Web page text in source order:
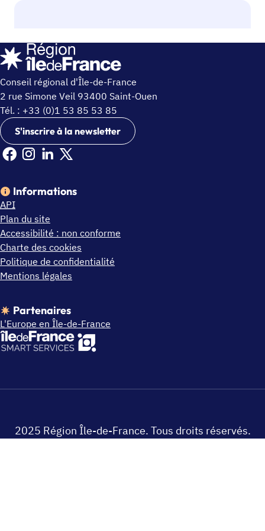
Conseil régional d'Île-de-France
2 rue Simone Veil 93400 Saint-Ouen
Tél. : +33 (0)1 53 85 53 85
S'inscrire à la newsletter
Facebook Ile de France (nouvelle fenêtre)
Instagram Ile de France (nouvelle fenêtre)
Linkedin Ile de France (nouvelle fenêtre)
X Ile de France (nouvelle fenêtre)
Informations
API
Plan du site
Accessibilité : non conforme
Charte des cookies
Politique de confidentialité
Mentions légales
Partenaires
L'Europe en Île-de-France
2025 Région Île-de-France. Tous droits réservés.